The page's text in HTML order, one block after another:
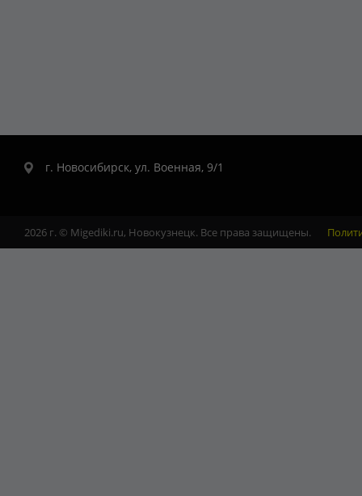
г. Новосибирск, ул. Военная, 9/1
2026 г. © Migediki.ru, Новокузнецк. Все права защищены.